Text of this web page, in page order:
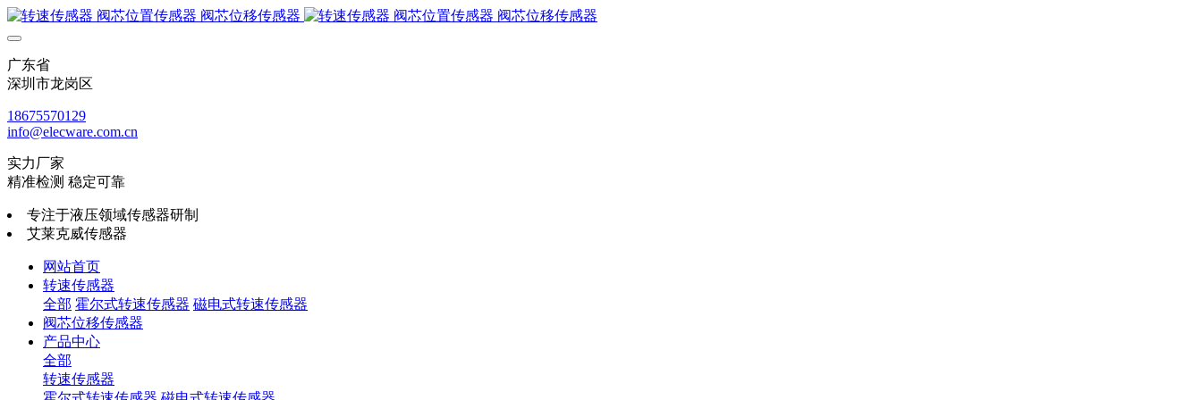
广东省
深圳市龙岗区
18675570129
info@elecware.com.cn
实力厂家
精准检测 稳定可靠
专注于液压领域传感器研制
艾莱克威传感器
网站首页
转速传感器
全部 霍尔式转速传感器 磁电式转速传感器
阀芯位移传感器
产品中心
全部
转速传感器